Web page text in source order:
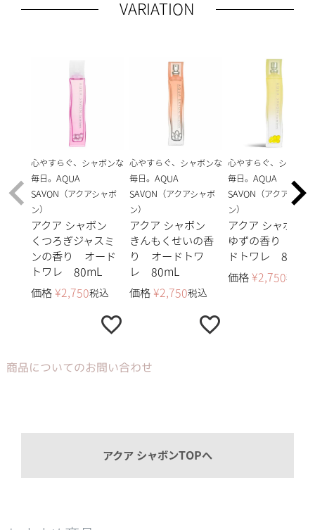
VARIATION
心やすらぐ、シャボンな
毎日。AQUA
SAVON（アクアシャボ
ン）
アクア シャボン
くつろぎジャスミ
ンの香り オード
トワレ 80mL
価格 ¥2,750税込
心やすらぐ、シャボンな
毎日。AQUA
SAVON（アクアシャボ
ン）
アクア シャボン
きんもくせいの香
り オードトワ
レ 80mL
価格 ¥2,750税込
心やすらぐ、シャボン
毎日。AQUA
SAVON（アクアシャボ
ン）
アクア シャボン
ゆずの香り オー
ドトワレ 80mL
価格 ¥2,750税込
商品についてのお問い合わせ
アクア シャボンTOPへ